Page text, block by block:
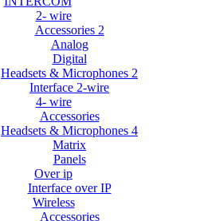
2- wire
Accessories 2
Analog
Digital
Headsets & Microphones 2
Interface 2-wire
4- wire
Accessories
Headsets & Microphones 4
Matrix
Panels
Over ip
Interface over IP
Wireless
Accessories